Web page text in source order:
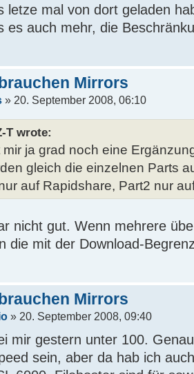
letze mal von dort geladen
es auch mehr, die
Mirrors
» 20. September 2008, 06:10
T wrote:
mir ja grad noch eine
gleich die einzelnen Parts
auf Rapidshare, Part2 nur
nicht gut. Wenn mehrere
die mit der Download-
Mirrors
» 20. September 2008, 09:40
mir gestern unter 100.
sein, aber da hab ich